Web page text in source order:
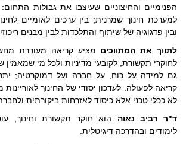
הפנימיים והחיצוניים שעיצבו את גבולות התחום:
למערכת חינוך שמרנית; בין ערכים לאומיים
ובין פדגוגיה של שיתוף והתלכדות לבין מבנים
לתווך את המתווכים מציע קריאה מעוררת
לחוקרי תקשורת, לקובעי מדיניות ולכל מי
גם למידה על כוח, על חברה ועל דמוקרטיה;
קריאה לפעולה: לעדכון יסודי של החינוך לאוריינות
לא ככלי טכני אלא כיסוד לאזרחות ביקורתית
ד"ר רביב נאוה הוא חוקר תקשורת וחינוך,
לימודים ובהדרכה דיגיטלית.